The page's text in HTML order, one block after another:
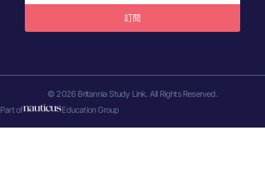
訂閱
© 2026 Britannia Study Link. All Rights Reserved.
Part of
Education Group